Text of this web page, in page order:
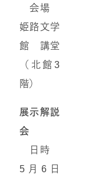
会場
姫路文学
館 講堂
（北館3
階）
展示解説
会
日時
5月6日